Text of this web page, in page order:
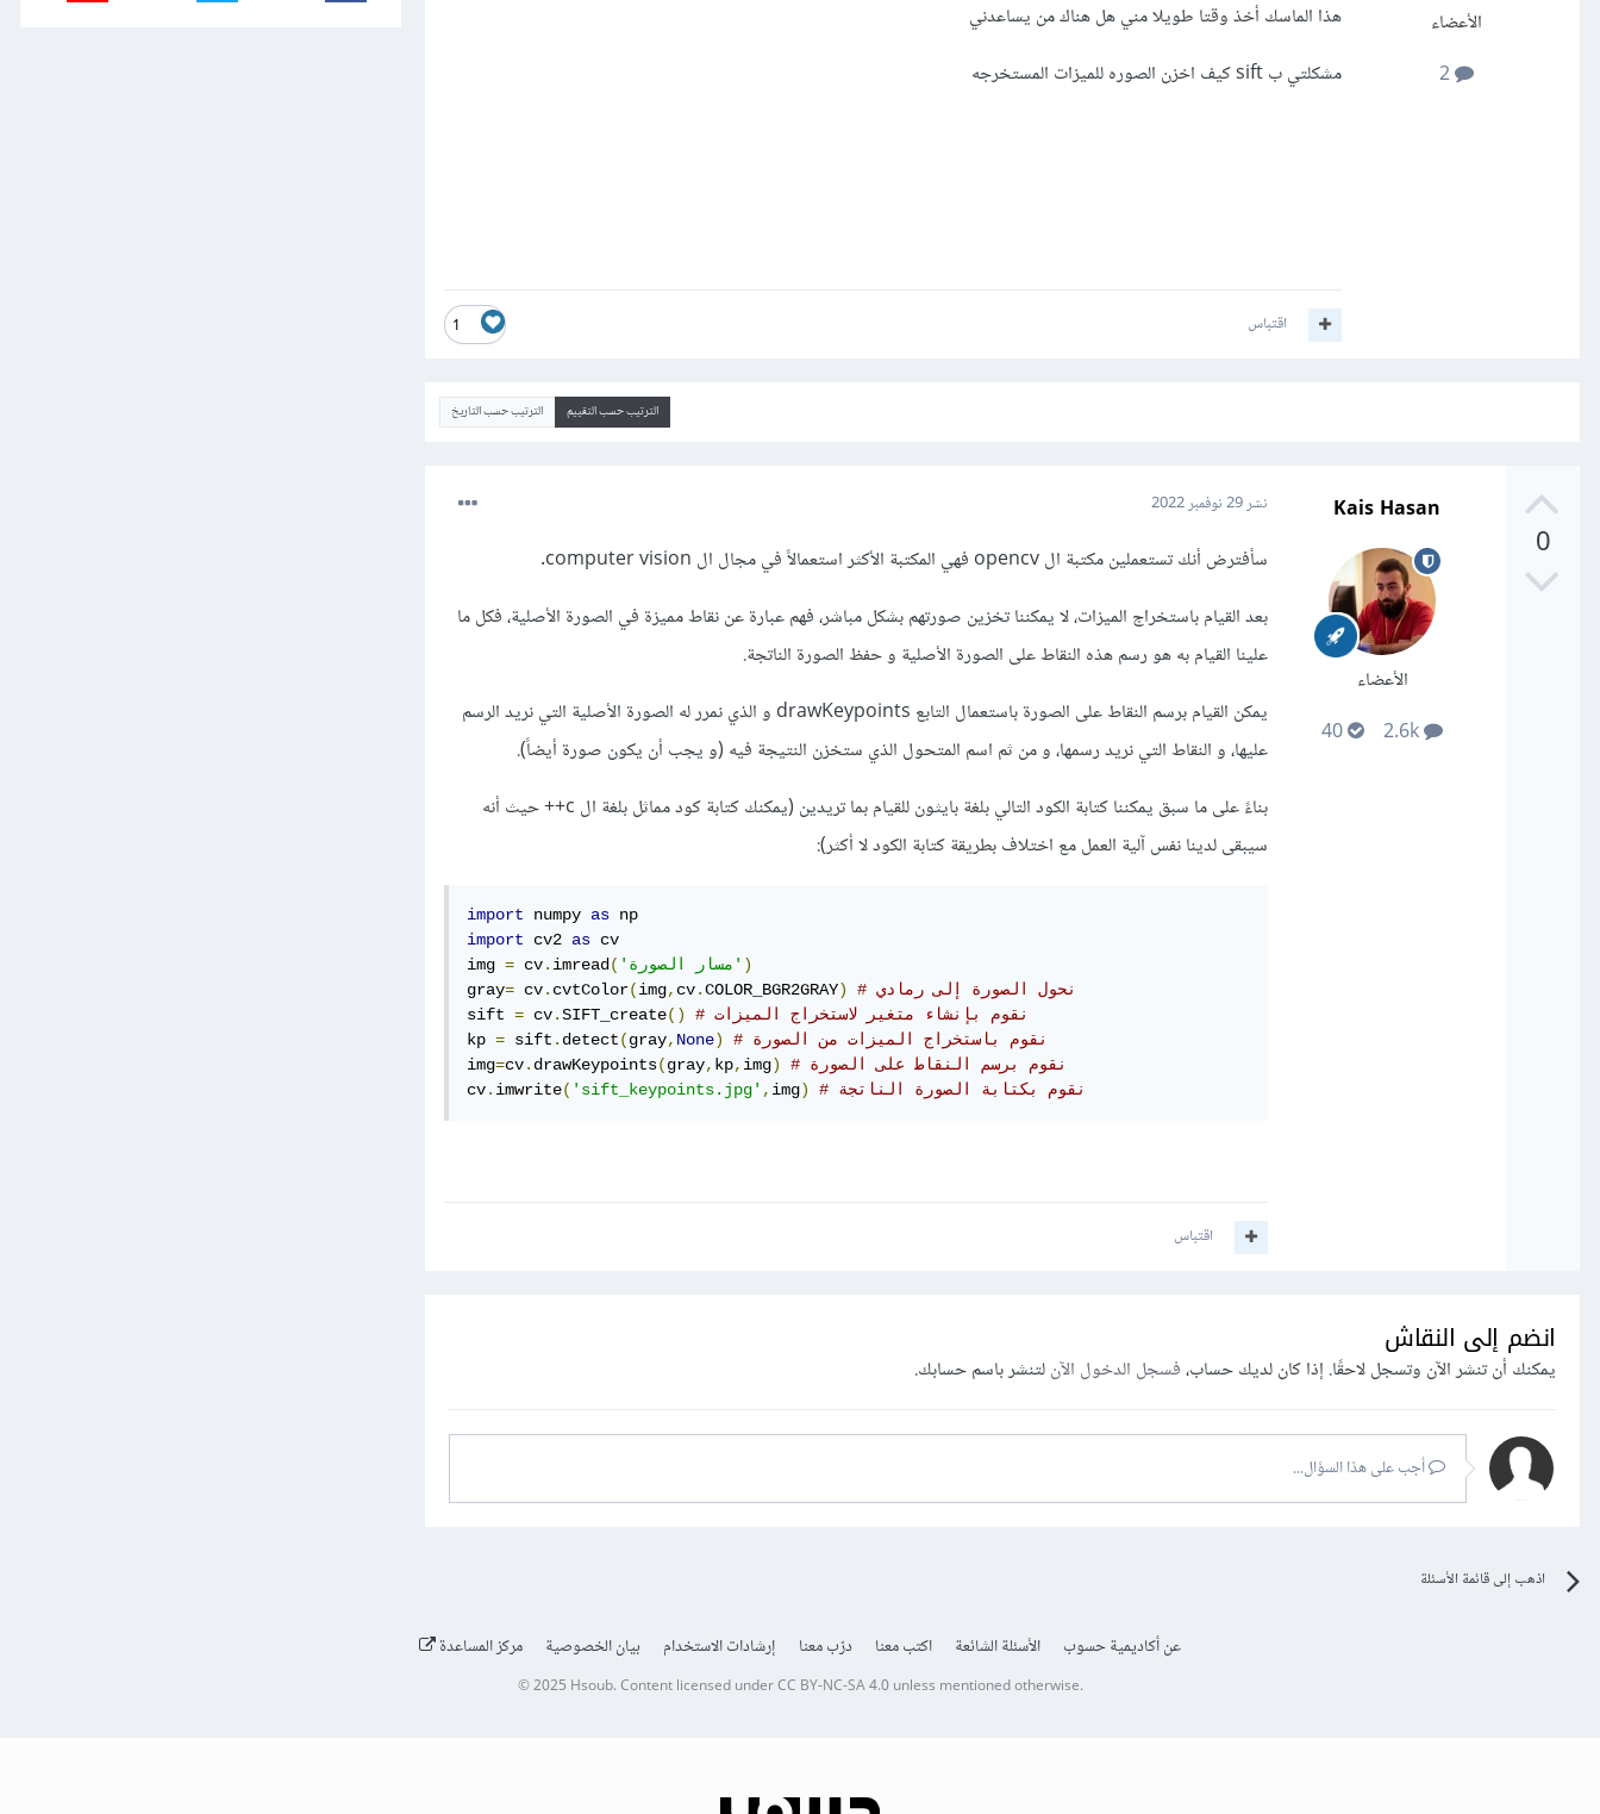
الأعضاء
2
هذا الماسك أخذ وقتا طويلا مني هل هناك من يساعدني
مشكلتي ب sift كيف اخزن الصوره للميزات المستخرجه
1 اقتباس
الترتيب حسب التقييم الترتيب حسب التاريخ
0
Kais Hasan
الأعضاء
نشر29 نوفمبر 2022
سأفترض أنك تستعملين مكتبة ال opencv فهي المكتبة الأكثر استعمالاً في مجال ال computer vision.
بعد القيام باستخراج الميزات، لا يمكننا تخزين صورتهم بشكل مباشر، فهم عبارة عن نقاط مميزة في الصورة الأصلية، فكل ما
علينا القيام به هو رسم هذه النقاط على الصورة الأصلية و حفظ الصورة الناتجة.
يمكن القيام برسم النقاط على الصورة باستعمال التابع drawKeypoints و الذي نمرر له الصورة الأصلية التي نريد الرسم
عليها، و النقاط التي نريد رسمها، و من ثم اسم المتحول الذي ستخزن النتيجة فيه (و يجب أن يكون صورة أيضاً).
بناءً على ما سبق يمكننا كتابة الكود التالي بلغة بايثون للقيام بما تريدين (يمكنك كتابة كود مماثل بلغة ال c++ حيث أنه
سيبقى لدينا نفس آلية العمل مع اختلاف بطريقة كتابة الكود لا أكثر):
import numpy as
import cv2 as cv
img = cv. imread ( 'مسار الصورة' )
gray= cv. cvtColor(img, cv.COLOR_BGR2GRAY)
# نحول الصورة إلى رمادي
sift = cv.SIFT_create()
# نقوم بإنشاء متغير لاستخراج الميزات
kp = sift . detect(gray, None)
# نقوم باستخراج الميزات من الصورة
img=cv. drawKeypoints(gray, kp, img)
# نقوم برسم النقاط على الصورة
cv. imwrite( 'sift_keypoints.jpg' , img) # نقوم بكتابة الصورة الناتجة
اقتباس
انضم إلى النقاش
يمكنك أن تنشر الآن وتسجل لاحقًا. إذا كان لديك حساب،فسجل الدخول الآنلتنشر باسم حسابك.
أجب على هذا السؤال...
اذهب إلى قائمة الأسئلة
عن أكاديمية حسوب الأسئلة الشائعة اكتب معنا درّب معنا إرشادات الاستخدام بيان الخصوصية مركز المساعدة
© 2025 Hsoub.Content licensed underCC BY-NC-SA 4.0unless mentioned otherwise.